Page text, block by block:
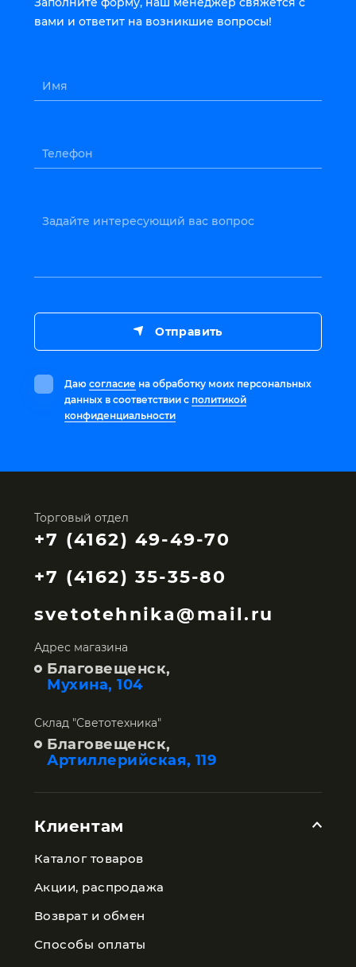
вами и ответит на возникшие вопросы!
Имя
Телефон
Задайте интересующий вас вопрос
Даю согласие на обработку моих персональных
данных в соответствии с политикой
конфиденциальности
Отправить
Торговый отдел
+7 (4162) 49-49-70
+7 (4162) 35-35-80
svetotehnika@mail.ru
Адрес магазина
Благовещенск,
Мухина, 104
Склад "Светотехника"
Благовещенск,
Артиллерийская, 119
Клиентам
Каталог товаров
Акции, распродажа
Возврат и обмен
Способы оплаты